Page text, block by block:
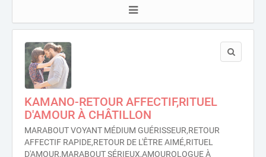
KAMANO-RETOUR AFFECTIF,RITUEL
D'AMOUR À CHÂTILLON
MARABOUT VOYANT MÉDIUM GUÉRISSEUR,RETOUR
AFFECTIF RAPIDE,RETOUR DE L'ÊTRE AIMÉ,RITUEL
D'AMOUR,MARABOUT SÉRIEUX,AMOUROLOGUE À